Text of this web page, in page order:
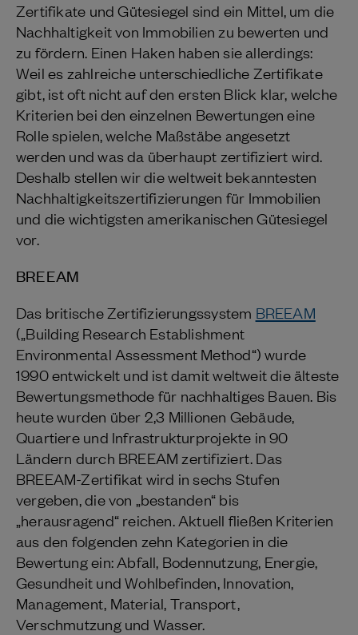
Zertifikate und Gütesiegel sind ein Mittel, um die
Nachhaltigkeit von Immobilien zu bewerten und
zu fördern. Einen Haken haben sie allerdings:
Weil es zahlreiche unterschiedliche Zertifikate
gibt, ist oft nicht auf den ersten Blick klar, welche
Kriterien bei den einzelnen Bewertungen eine
Rolle spielen, welche Maßstäbe angesetzt
werden und was da überhaupt zertifiziert wird.
Deshalb stellen wir die weltweit bekanntesten
Nachhaltigkeitszertifizierungen für Immobilien
und die wichtigsten amerikanischen Gütesiegel
vor.
BREEAM
Das britische Zertifizierungssystem BREEAM
(„Building Research Establishment
Environmental Assessment Method“) wurde
1990 entwickelt und ist damit weltweit die älteste
Bewertungsmethode für nachhaltiges Bauen. Bis
heute wurden über 2,3 Millionen Gebäude,
Quartiere und Infrastrukturprojekte in 90
Ländern durch BREEAM zertifiziert. Das
BREEAM-Zertifikat wird in sechs Stufen
vergeben, die von „bestanden“ bis
„herausragend“ reichen. Aktuell fließen Kriterien
aus den folgenden zehn Kategorien in die
Bewertung ein: Abfall, Bodennutzung, Energie,
Gesundheit und Wohlbefinden, Innovation,
Management, Material, Transport,
Verschmutzung und Wasser.